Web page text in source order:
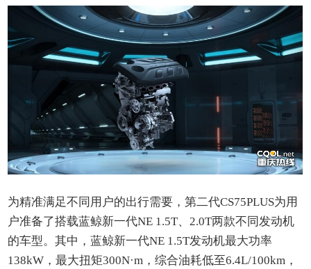
为精准满足不同用户的出行需要，第二代CS75PLUS为用
户准备了搭载蓝鲸新一代NE 1.5T、2.0T两款不同发动机
的车型。其中，蓝鲸新一代NE 1.5T发动机最大功率
138kW，最大扭矩300N·m，综合油耗低至6.4L/100km，